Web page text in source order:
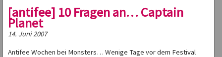
[antifee] 10 Fragen an… Captain
Planet
14. Juni 2007
Antifee Wochen bei Monsters… Wenige Tage vor dem Festival